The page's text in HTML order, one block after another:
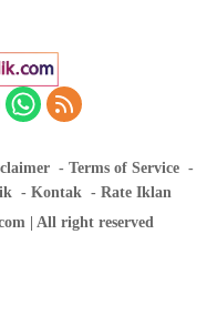
Terms of Service
Kontak
Rate Iklan
| All right reserved